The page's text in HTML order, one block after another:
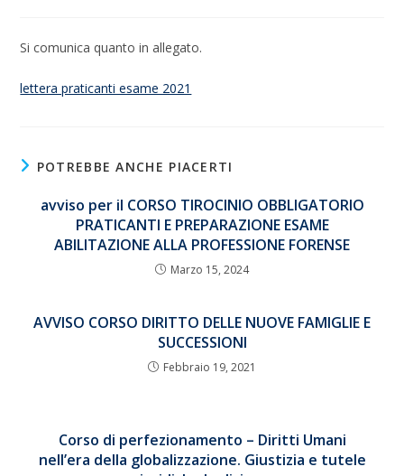
Si comunica quanto in allegato.
lettera praticanti esame 2021
POTREBBE ANCHE PIACERTI
avviso per il CORSO TIROCINIO OBBLIGATORIO
PRATICANTI E PREPARAZIONE ESAME
ABILITAZIONE ALLA PROFESSIONE FORENSE
Marzo 15, 2024
AVVISO CORSO DIRITTO DELLE NUOVE FAMIGLIE E
SUCCESSIONI
Febbraio 19, 2021
Corso di perfezionamento – Diritti Umani
nell’era della globalizzazione. Giustizia e tutele